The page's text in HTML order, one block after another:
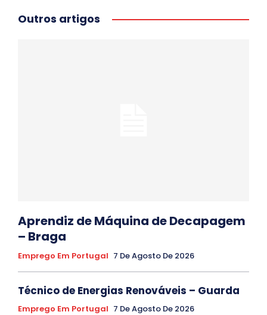
Outros artigos
Aprendiz de Máquina de Decapagem
– Braga
Emprego Em Portugal 7 De Agosto De 2026
Técnico de Energias Renováveis – Guarda
Emprego Em Portugal 7 De Agosto De 2026